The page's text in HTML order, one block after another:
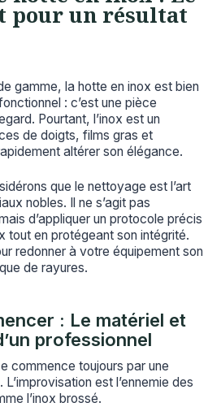
pour un résultat
gamme, la hotte en inox est bien
: c’est une pièce
Pourtant, l’inox est un
de doigts, films gras et
altérer son élégance.
que le nettoyage est l’art
nobles. Il ne s’agit pas
d’appliquer un protocole précis
tout en protégeant son intégrité.
redonner à votre équipement son
de rayures.
: Le matériel et
professionnel
commence toujours par une
est l’ennemie des
l’inox brossé.